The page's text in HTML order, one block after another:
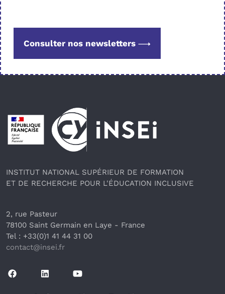
Consulter nos newsletters
Pied de page
INSTITUT NATIONAL SUPÉRIEUR DE FORMATION
ET DE RECHERCHE POUR L'ÉDUCATION INCLUSIVE
2, rue Pasteur
78100 Saint Germain en Laye - France
Tel : +33(0)1 41 44 31 00
contact@insei.fr